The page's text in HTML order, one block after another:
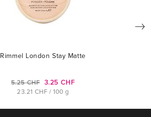
Rimmel London Stay Matte
5.25 CHF 3.25 CHF
23.21 CHF / 100 g